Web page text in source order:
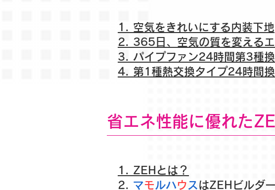
1. 空気をきれいにする内装下地
2. 365日、空気の質を変える
3. パイプファン24時間第3種
4. 第1種熱交換タイプ24時間
省エネ性能に優れた
1. ZEHとは？
2. マモルハウ ス はZEHビルダー